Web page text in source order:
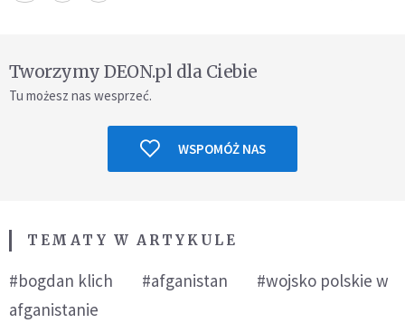
Tworzymy DEON.pl dla Ciebie
Tu możesz nas wesprzeć.
WSPOMÓŻ NAS
TEMATY W ARTYKULE
#bogdan klich #afganistan
#wojsko polskie w
afganistanie